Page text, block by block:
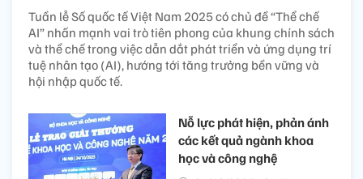
Tuần lễ Số quốc tế Việt Nam 2025 có chủ đề “Thể chế
AI” nhấn mạnh vai trò tiên phong của khung chính sách
và thể chế trong việc dẫn dắt phát triển và ứng dụng trí
tuệ nhân tạo (AI), hướng tới tăng trưởng bền vững và
hội nhập quốc tế.
Nỗ lực phát hiện, phản ánh
các kết quả ngành khoa
học và công nghệ